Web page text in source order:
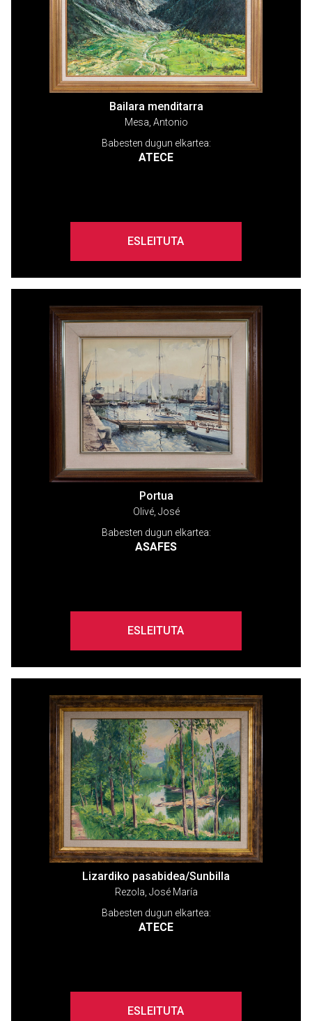
Bailara menditarra
Mesa, Antonio
Babesten dugun elkartea:
ATECE
ESLEITUTA
Portua
Olivé, José
Babesten dugun elkartea:
ASAFES
ESLEITUTA
Lizardiko pasabidea/Sunbilla
Rezola, José María
Babesten dugun elkartea:
ATECE
ESLEITUTA